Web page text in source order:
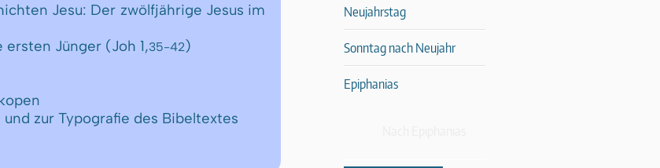
Jesu: Der zwölfjährige Jesus im
ersten Jünger (Joh 1,35-42)
zur Typografie des Bibeltextes
Neujahrstag
Sonntag nach Neujahr
Epiphanias